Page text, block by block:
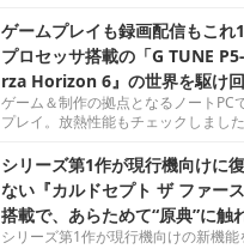
ゲームプレイも録画配信もこ
プロセッサ搭載の「G TUNE
rza Horizon 6』の世界を駆け
ゲーム＆制作の拠点となるノートPC
プレイ。放熱性能もチェックしました
シリーズ第1作が現行機向けに
ない『カルドセプト ザ ファー
搭載で、あらためて“原典”に触
シリーズ第1作が現行機向けの新機能